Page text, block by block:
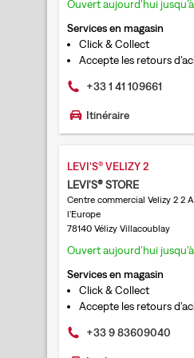
Ouvert aujourd’hui
Services en magasin
Click & Collect
Accepte les retours
+33 1 41 109661
Itinéraire
LEVI'S® VELIZY 2
LEVI'S® STORE
Centre commercial Velizy 2 2
l'Europe
78140 Vélizy Villacoublay
Ouvert aujourd’hui
Services en magasin
Click & Collect
Accepte les retours
+33 9 83609040